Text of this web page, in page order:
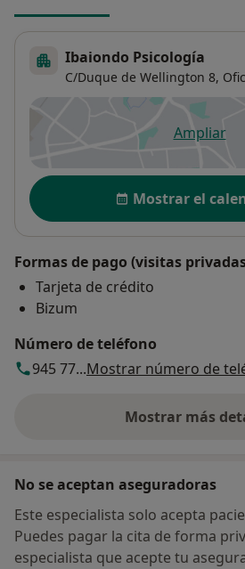
Ibaiondo Psicología
C/Duque de Wellington 8,
Ampliar
se
Disponibilidad
Mostrar el
Formas de pago (visitas
Tarjeta de crédito
Bizum
Número de teléfono
945 77...Mostrar número de
Mostrar mássobre
No se aceptan aseguradoras
Este especialista solo acepta
Puedes pagar la cita de forma
especialista que acepte tu